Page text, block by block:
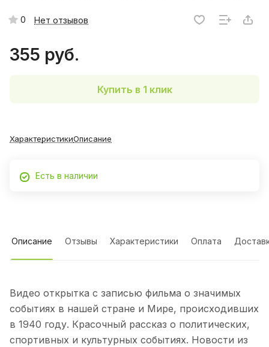
0 Нет отзывов
355 руб.
Купить в 1 клик
ХарактеристикиОписание
Есть в наличии
Описание Отзывы Характеристики Оплата
Видео открытка с записью фильма о значимых
событиях в нашей стране и Мире, происходивших
в 1940 году. Красочный рассказ о политических,
спортивных и культурных событиях. Новости из